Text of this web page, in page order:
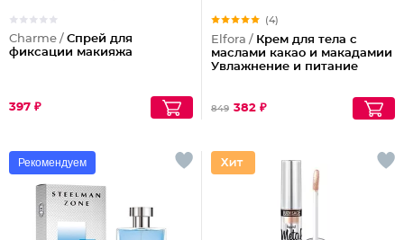
Charme / Спрей для
фиксации макияжа
397 ₽
(4)
Elfora / Крем для тела с
маслами какао и макадамии
Увлажнение и питание
849 382 ₽
Рекомендуем